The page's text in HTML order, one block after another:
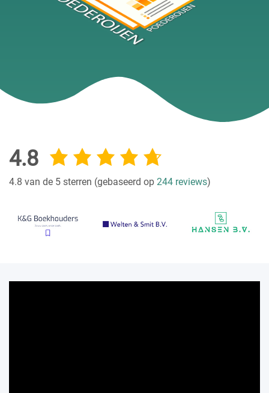
4.8
4.8 van de 5 sterren (gebaseerd op 244 reviews)